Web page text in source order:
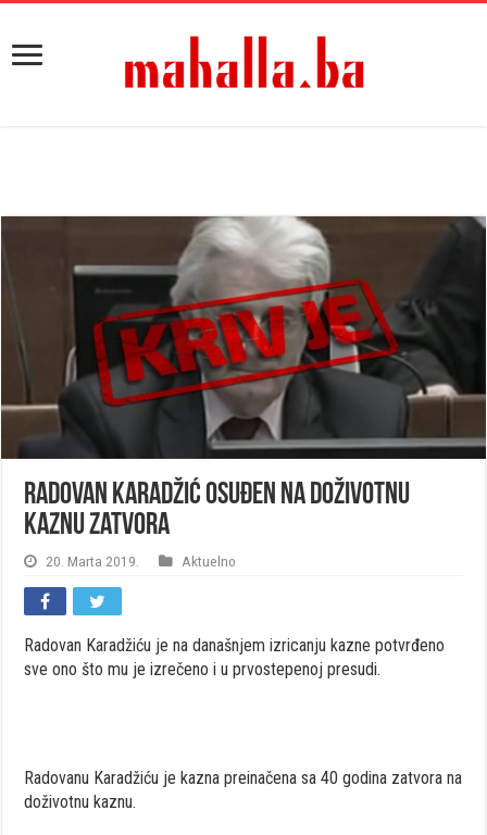
Radovan Karadžić osuđen na DOŽIVOTNU
kaznu zatvora
20. Marta 2019. Aktuelno
Radovan Karadžiću je na današnjem izricanju kazne potvrđeno
sve ono što mu je izrečeno i u prvostepenoj presudi.
Radovanu Karadžiću je kazna preinačena sa 40 godina zatvora na
doživotnu kaznu.